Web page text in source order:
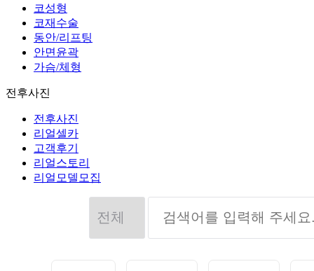
코성형
코재수술
동안/리프팅
안면윤곽
가슴/체형
전후사진
전후사진
리얼셀카
고객후기
리얼스토리
리얼모델모집